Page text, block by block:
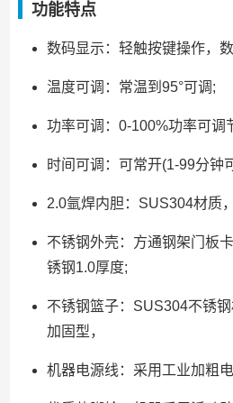
功能特点
数码显示：轻触按键操作，
温度可调：常温到95°可调;
功率可调：0-100%功率可调
时间可调：可常开(1-99分钟
2.0氩焊内胆：SUS304材质
不锈钢外壳：方通钢架门板
锈钢1.0厚度;
不锈钢篮子：SUS304不锈
加固型，
机器电源线：采用工业加粗